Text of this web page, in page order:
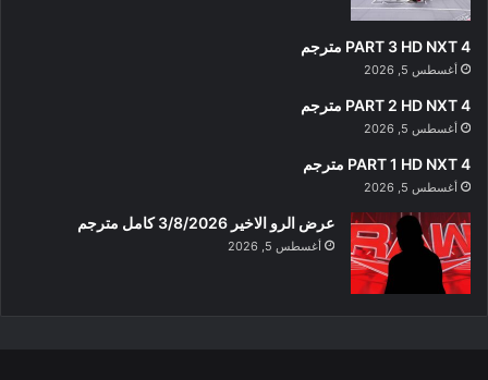
PART 3 HD NXT 4 مترجم
أغسطس 5, 2026
PART 2 HD NXT 4 مترجم
أغسطس 5, 2026
PART 1 HD NXT 4 مترجم
أغسطس 5, 2026
عرض الرو الاخير 3/8/2026 كامل مترجم
أغسطس 5, 2026